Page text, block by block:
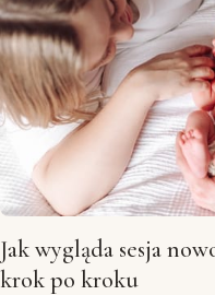
Jak wygląda sesja
krok po kroku